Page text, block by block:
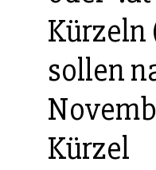
Kürzeln
sollen
Kürzel